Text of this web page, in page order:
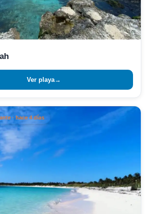
Ver playa→
· hace 4 días